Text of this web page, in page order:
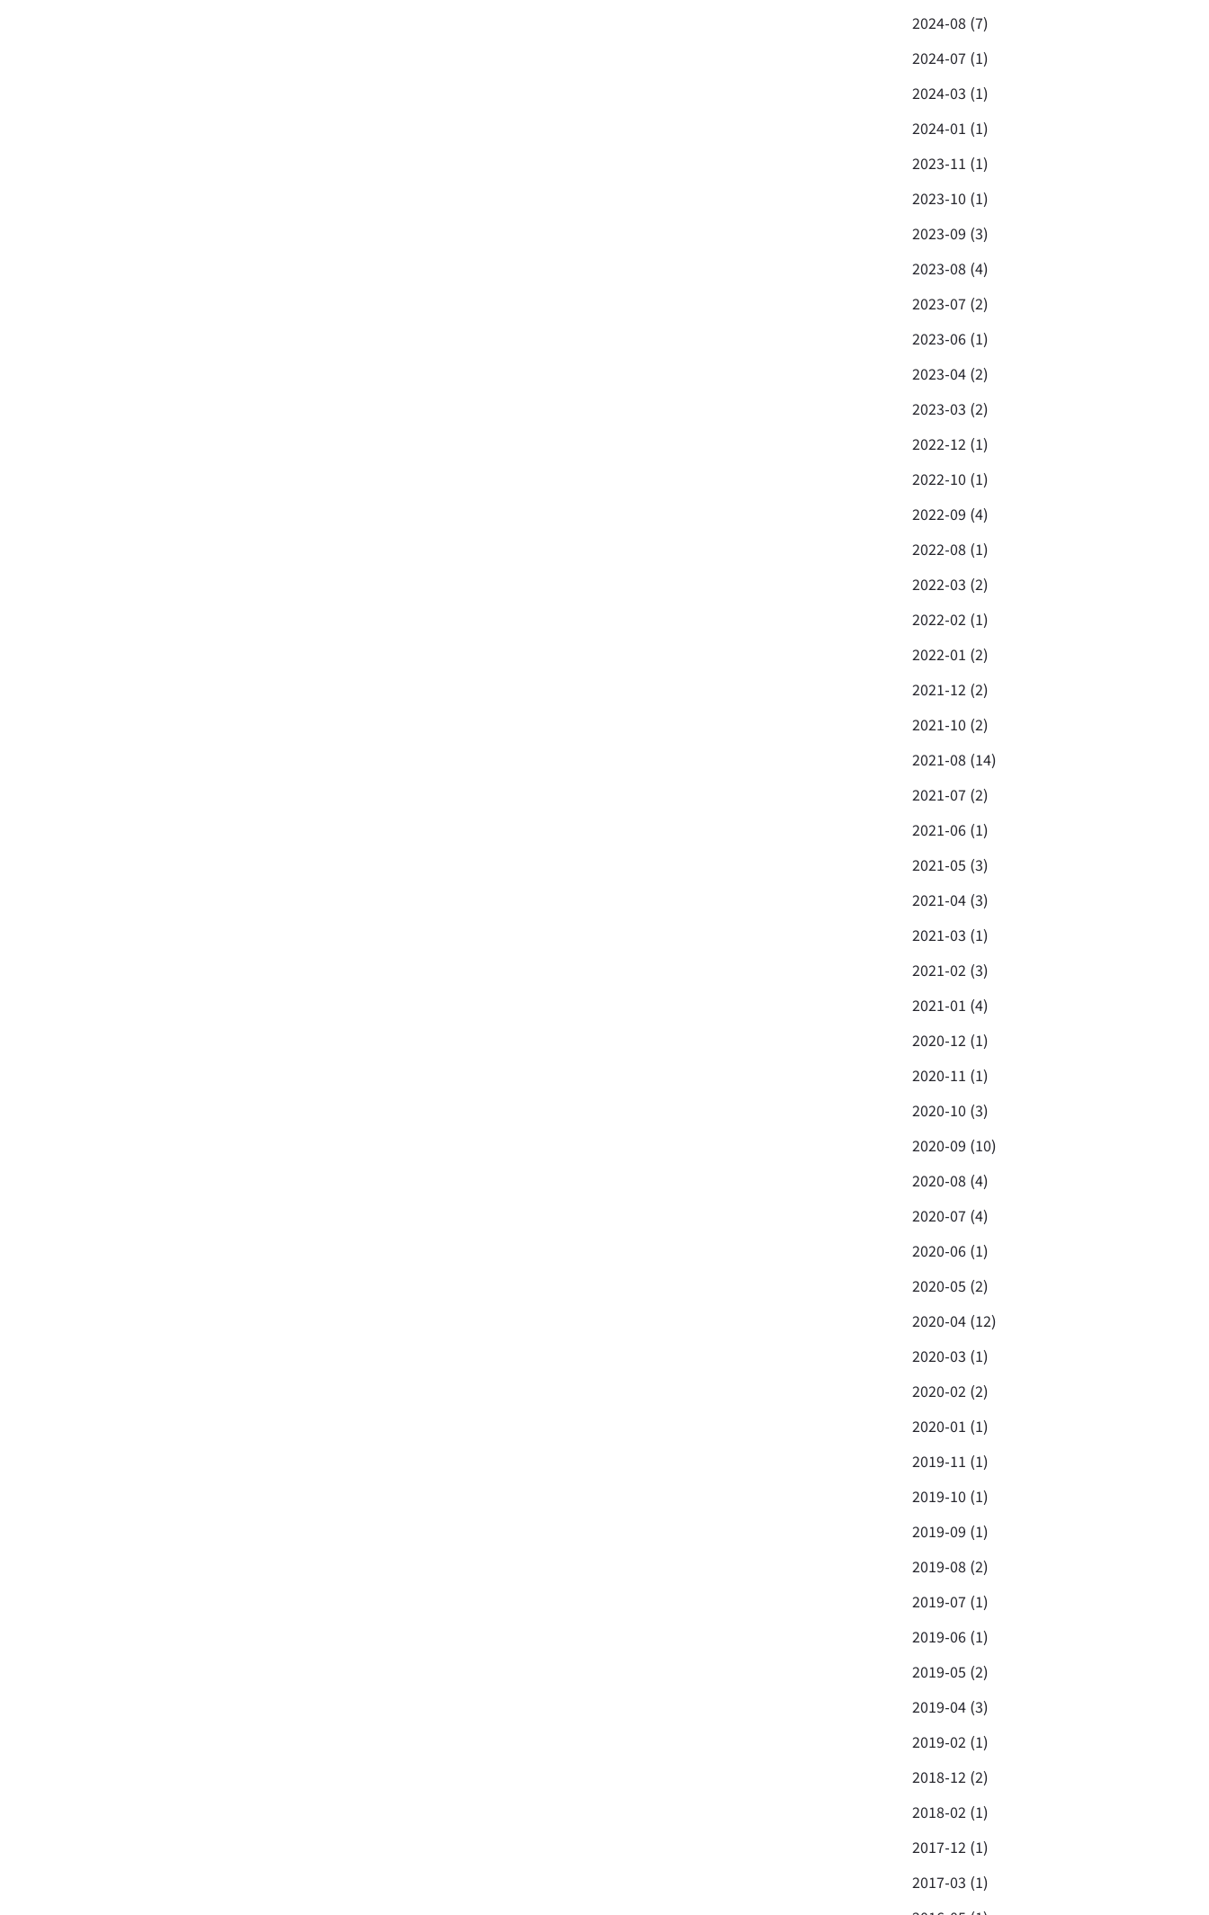
2024-08 (7)
2024-07 (1)
2024-03 (1)
2024-01 (1)
2023-11 (1)
2023-10 (1)
2023-09 (3)
2023-08 (4)
2023-07 (2)
2023-06 (1)
2023-04 (2)
2023-03 (2)
2022-12 (1)
2022-10 (1)
2022-09 (4)
2022-08 (1)
2022-03 (2)
2022-02 (1)
2022-01 (2)
2021-12 (2)
2021-10 (2)
2021-08 (14)
2021-07 (2)
2021-06 (1)
2021-05 (3)
2021-04 (3)
2021-03 (1)
2021-02 (3)
2021-01 (4)
2020-12 (1)
2020-11 (1)
2020-10 (3)
2020-09 (10)
2020-08 (4)
2020-07 (4)
2020-06 (1)
2020-05 (2)
2020-04 (12)
2020-03 (1)
2020-02 (2)
2020-01 (1)
2019-11 (1)
2019-10 (1)
2019-09 (1)
2019-08 (2)
2019-07 (1)
2019-06 (1)
2019-05 (2)
2019-04 (3)
2019-02 (1)
2018-12 (2)
2018-02 (1)
2017-12 (1)
2017-03 (1)